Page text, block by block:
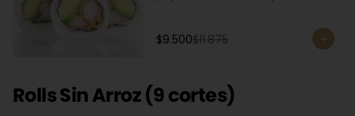
$9.500$11.875
Rolls Sin Arroz (9 cortes)